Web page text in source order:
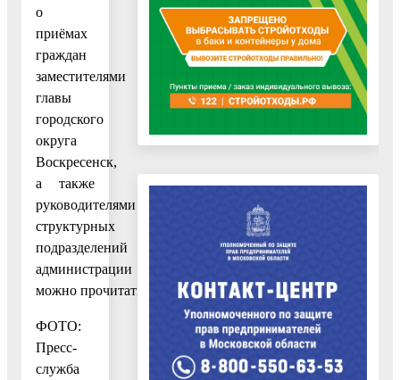
о
приёмах
граждан
заместителями
главы
городского
округа
Воскресенск,
а также
руководителями
структурных
подразделений
администрации
можно прочитать
ФОТО:
Пресс-
служба